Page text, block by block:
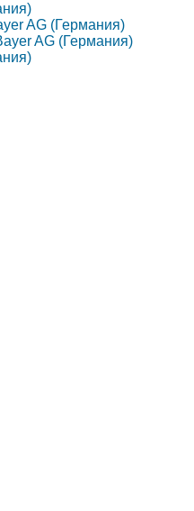
AG (Германия)
AG (Германия)